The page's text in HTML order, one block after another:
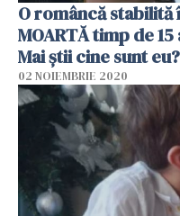
O româncă stabilită
MOARTĂ timp de
Mai știi cine sunt
02 NOIEMBRIE 2020